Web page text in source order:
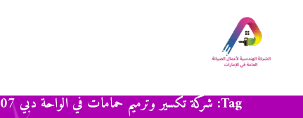
Tag: شركة تكسير وترميم حمامات في الواحة دبي 0547971907